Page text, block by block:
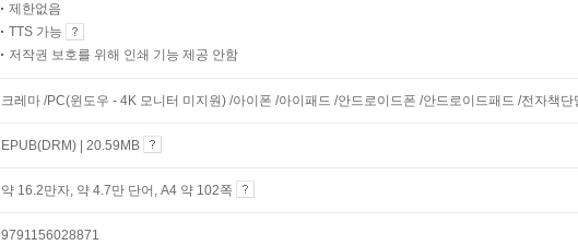
제한없음
TTS 가능
저작권 보호를 위해 인쇄 기능 제공 안함
크레마 /PC(윈도우 - 4K 모니터 미지원) /아이폰 /아이패드 /안드로이드폰 /안드로이드패드 /전자책
EPUB(DRM) | 20.59MB
약 16.2만자, 약 4.7만 단어, A4 약 102쪽
9791156028871